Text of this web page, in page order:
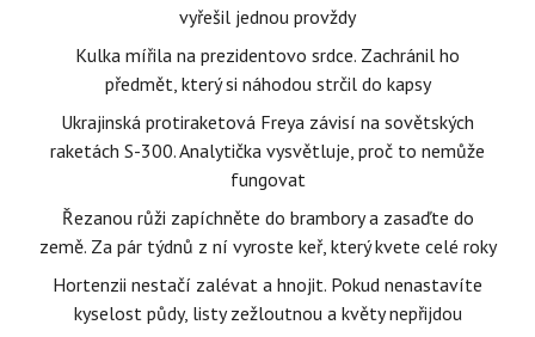
vyřešil jednou provždy
Kulka mířila na prezidentovo srdce. Zachránil ho
předmět, který si náhodou strčil do kapsy
Ukrajinská protiraketová Freya závisí na sovětských
raketách S-300. Analytička vysvětluje, proč to nemůže
fungovat
Řezanou růži zapíchněte do brambory a zasaďte do
země. Za pár týdnů z ní vyroste keř, který kvete celé roky
Hortenzii nestačí zalévat a hnojit. Pokud nenastavíte
kyselost půdy, listy zežloutnou a květy nepřijdou